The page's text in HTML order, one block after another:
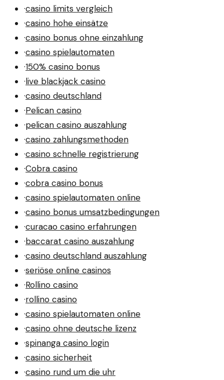
·casino limits vergleich
·casino hohe einsätze
·casino bonus ohne einzahlung
·casino spielautomaten
·150% casino bonus
·live blackjack casino
·casino deutschland
·Pelican casino
·pelican casino auszahlung
·casino zahlungsmethoden
·casino schnelle registrierung
·Cobra casino
·cobra casino bonus
·casino spielautomaten online
·casino bonus umsatzbedingungen
·curacao casino erfahrungen
·baccarat casino auszahlung
·casino deutschland auszahlung
·seriöse online casinos
·Rollino casino
·rollino casino
·casino spielautomaten online
·casino ohne deutsche lizenz
·spinanga casino login
·casino sicherheit
·casino rund um die uhr